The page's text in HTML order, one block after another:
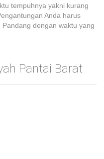
tempuhnya yakni kurang
Anda harus
dengan waktu yang
Pantai Barat